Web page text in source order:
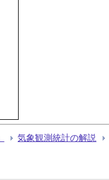
気象観測統計の解説